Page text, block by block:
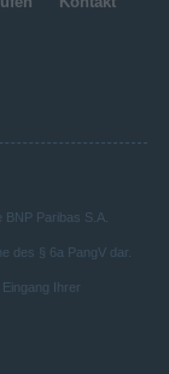
Prozesse
MHz
Paribas S.A.
des § 6a PangV dar.
Ihrer